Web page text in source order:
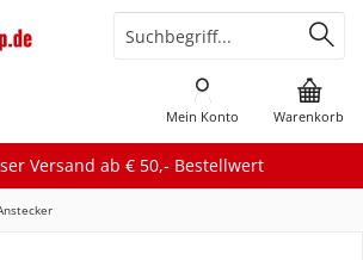
Versand ab € 50,- Bestellwert
Warenkorb
Mein Konto